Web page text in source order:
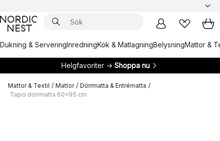
Dukning & ServeringInredningKök & MatlagningBelysningMattor &
Helgfavoriter → Shoppa nu
Mattor & Textil / Mattor / Dörrmatta & Entrématta /
Tapis dörrmatta 60x95 cm